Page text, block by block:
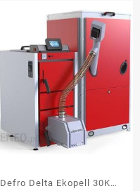
Defro Delta Ekopell 30Kw